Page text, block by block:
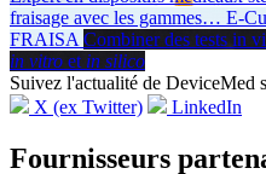
fraisage avec les gammes… E-
FRAISA Combiner des tests in
in vitro et in silico
Suivez l'actualité de DeviceMed
X (ex Twitter)
LinkedIn
Fournisseurs